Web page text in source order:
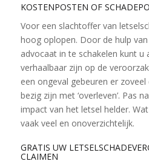
KOSTENPOSTEN OF
Voor een slachtoffer van
hoog oplopen. Door de hulp
advocaat in te schakelen kunt
verhaalbaar zijn op de
een ongeval gebeuren er
bezig zijn met ‘overleven’. Pas
impact van het letsel helder.
vaak veel en onoverzichtelijk.
GRATIS UW
CLAIMEN